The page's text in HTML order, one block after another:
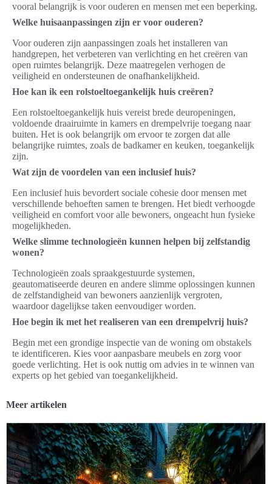
vooral belangrijk is voor ouderen en mensen met een beperking.
Welke huisaanpassingen zijn er voor ouderen?
Voor ouderen zijn aanpassingen zoals het installeren van
handgrepen, het verbeteren van verlichting en het creëren van
open ruimtes belangrijk. Deze maatregelen verhogen de
veiligheid en ondersteunen de onafhankelijkheid.
Hoe kan ik een rolstoeltoegankelijk huis creëren?
Een rolstoeltoegankelijk huis vereist brede deuropeningen,
voldoende draairuimte in kamers en drempelvrije toegang naar
buiten. Het is ook belangrijk om ervoor te zorgen dat alle
belangrijke ruimtes, zoals de badkamer en keuken, toegankelijk
zijn.
Wat zijn de voordelen van een inclusief huis?
Een inclusief huis bevordert sociale cohesie door mensen met
verschillende behoeften samen te brengen. Het biedt verhoogde
veiligheid en comfort voor alle bewoners, ongeacht hun fysieke
mogelijkheden.
Welke slimme technologieën kunnen helpen bij zelfstandig
wonen?
Technologieën zoals spraakgestuurde systemen,
geautomatiseerde deuren en andere slimme oplossingen kunnen
de zelfstandigheid van bewoners aanzienlijk vergroten,
waardoor dagelijkse taken eenvoudiger worden.
Hoe begin ik met het realiseren van een drempelvrij huis?
Begin met een grondige inspectie van de woning om obstakels
te identificeren. Kies voor aanpasbare meubels en zorg voor
goede verlichting. Het is ook nuttig om advies in te winnen van
experts op het gebied van toegankelijkheid.
Meer artikelen